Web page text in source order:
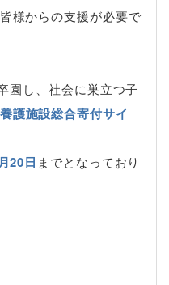
様からの支援が必要で
園し、社会に巣立つ子
護施設総合寄付サイ
20日 までとなっており